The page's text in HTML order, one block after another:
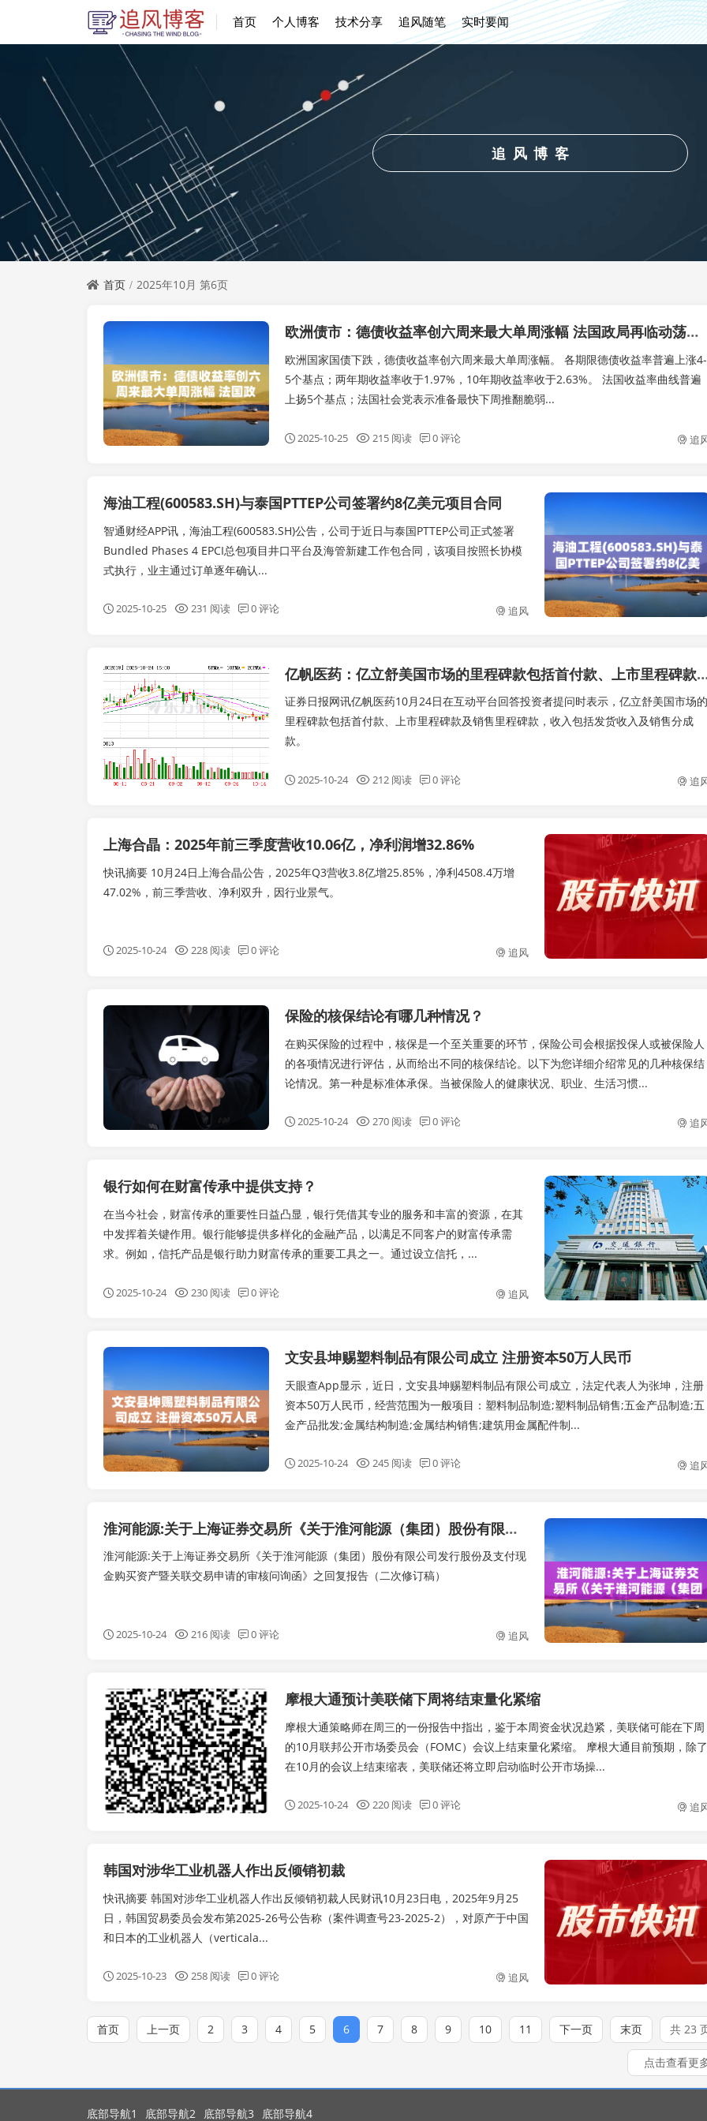
首页 个人博客 技术分享 追风随笔 实时要闻
追风博客
首页 2025年10月 第6页
实时要闻 欧洲债市：德债收益率创六周来最大单周涨幅 法国政局再临动荡风险
欧洲国家国债下跌，德债收益率创六周来最大单周涨幅。 各期限德债收益率普遍上涨4-
5个基点；两年期收益率收于1.97%，10年期收益率收于2.63%。 法国收益率曲线普遍
上扬5个基点；法国社会党表示准备最快下周推翻脆弱...
2025-10-25 215 阅读 0 评论 追
海油工程(600583.SH)与泰国PTTEP公司签署约8亿美元项目合同
智通财经APP讯，海油工程(600583.SH)公告，公司于近日与泰国PTTEP公司正式签署
Bundled Phases 4 EPCI总包项目井口平台及海管新建工作包合同，该项目按照长协模
式执行，业主通过订单逐年确认...
2025-10-25 231 阅读 0 评论 追风
实时要闻 亿帆医药：亿立舒美国市场的里程碑款包括首付款
证券日报网讯亿帆医药10月24日在互动平台回答投资者提问时表示，亿立舒美国市场的
里程碑款包括首付款、上市里程碑款及销售里程碑款，收入包括发货收入及销售分成
款。
2025-10-24 212 阅读 0 评论 追
上海合晶：2025年前三季度营收10.06亿，净利润增32.86%
快讯摘要 10月24日上海合晶公告，2025年Q3营收3.8亿增25.85%，净利4508.4万增
47.02%，前三季营收、净利双升，因行业景气。
2025-10-24 228 阅读 0 评论 追风
实时要闻
保险的核保结论有哪几种情况？
在购买保险的过程中，核保是一个至关重要的环节，保险公司会根据投保人或被保险人
的各项情况进行评估，从而给出不同的核保结论。以下为您详细介绍常见的几种核保结
论情况。第一种是标准体承保。当被保险人的健康状况、职业、生活习惯...
2025-10-24 270 阅读 0 评论 追
银行如何在财富传承中提供支持？
在当今社会，财富传承的重要性日益凸显，银行凭借其专业的服务和丰富的资源，在其
中发挥着关键作用。银行能够提供多样化的金融产品，以满足不同客户的财富传承需
求。例如，信托产品是银行助力财富传承的重要工具之一。通过设立信托，...
2025-10-24 230 阅读 0 评论 追风
实时要闻
文安县坤赐塑料制品有限公司成立 注册资本50万人民币
天眼查App显示，近日，文安县坤赐塑料制品有限公司成立，法定代表人为张坤，注册
资本50万人民币，经营范围为一般项目：塑料制品制造;塑料制品销售;五金产品制造;五
金产品批发;金属结构制造;金属结构销售;建筑用金属配件制...
2025-10-24 245 阅读 0 评论 追
淮河能源:关于上海证券交易所《关于淮河能源（集团）股份有限公司发行股份及支付现金购买资产暨关联交易申请的审核问询函》之回复报告（二次修订稿）
淮河能源:关于上海证券交易所《关于淮河能源（集团）股份有限公司发行股份及支付现
金购买资产暨关联交易申请的审核问询函》之回复报告（二次修订稿）
2025-10-24 216 阅读 0 评论 追风
实时要闻
摩根大通预计美联储下周将结束量化紧缩
摩根大通策略师在周三的一份报告中指出，鉴于本周资金状况趋紧，美联储可能在下周
的10月联邦公开市场委员会（FOMC）会议上结束量化紧缩。 摩根大通目前预期，除了
在10月的会议上结束缩表，美联储还将立即启动临时公开市场操...
2025-10-24 220 阅读 0 评论 追
韩国对涉华工业机器人作出反倾销初裁
快讯摘要 韩国对涉华工业机器人作出反倾销初裁人民财讯10月23日电，2025年9月25
日，韩国贸易委员会发布第2025-26号公告称（案件调查号23-2025-2），对原产于中国
和日本的工业机器人（verticala...
2025-10-23 258 阅读 0 评论 追风
首页 上一页 2 3 4 5 6 7 8 9 10 11 下一页 末页 共 23
点击查看更
底部导航1 底部导航2 底部导航3 底部导航4